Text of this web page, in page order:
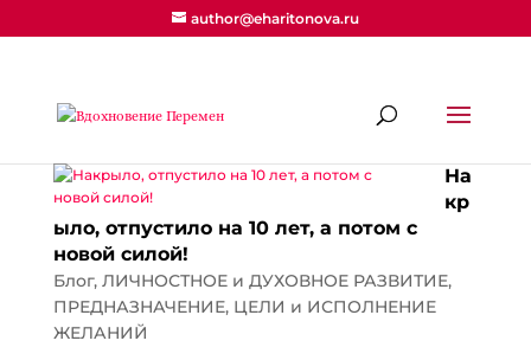
author@eharitonova.ru
На
кр
ыло, отпустило на 10 лет, а потом с
новой силой!
Блог, ЛИЧНОСТНОЕ и ДУХОВНОЕ РАЗВИТИЕ,
ПРЕДНАЗНАЧЕНИЕ, ЦЕЛИ и ИСПОЛНЕНИЕ
ЖЕЛАНИЙ